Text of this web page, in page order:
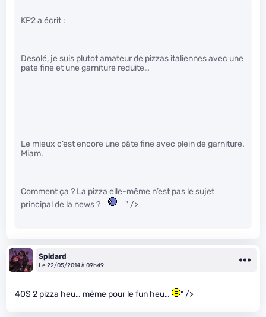
KP2 a écrit :
Desolé, je suis plutot amateur de pizzas italiennes avec une
pate fine et une garniture reduite…
Le mieux c’est encore une pâte fine avec plein de garniture.
Miam.
Comment ça ? La pizza elle-même n’est pas le sujet
principal de la news ?
" />
Spidard
Le 22/05/2014 à 09h49
40$ 2 pizza heu… même pour le fun heu… " />